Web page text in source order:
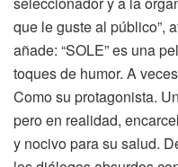
que le guste al público”,
añade: “SOLE” es una
toques de humor. A
Como su protagonista.
pero en realidad,
y nocivo para su salud.